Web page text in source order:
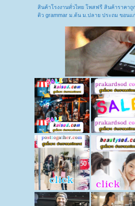
สินค้าโรงงานทั่วไทย โพสฟรี สินค้าราคาถู
ติว grammar ม.ต้น ม.ปลาย ประถม ขอน